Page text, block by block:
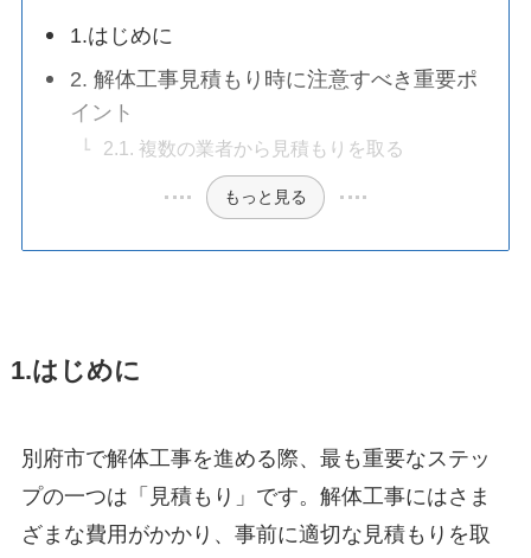
1.はじめに
2. 解体工事見積もり時に注意すべき重要ポ
イント
2.1. 複数の業者から見積もりを取る
もっと見る
1.はじめに
別府市で解体工事を進める際、最も重要なステッ
プの一つは「見積もり」です。解体工事にはさま
ざまな費用がかかり、事前に適切な見積もりを取